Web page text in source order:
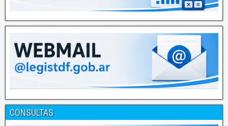
CONSULTAS